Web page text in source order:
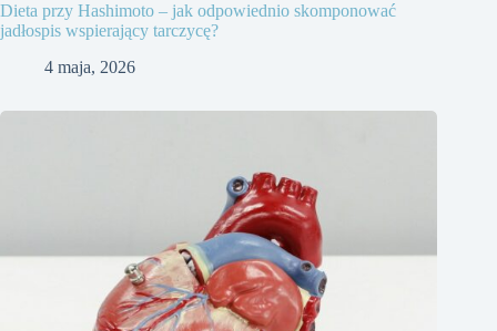
Dieta przy Hashimoto – jak odpowiednio skomponować
jadłospis wspierający tarczycę?
4 maja, 2026